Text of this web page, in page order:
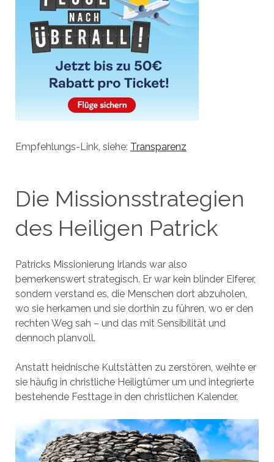
Empfehlungs-Link, siehe: Transparenz
Die Missionsstrategien
des Heiligen Patrick
Patricks Missionierung Irlands war also
bemerkenswert strategisch. Er war kein blinder Eiferer,
sondern verstand es, die Menschen dort abzuholen,
wo sie herkamen und sie dorthin zu führen, wo er den
rechten Weg sah – und das mit Sensibilität und
dennoch planvoll.
Anstatt heidnische Kultstätten zu zerstören, weihte er
sie häufig in christliche Heiligtümer um und integrierte
bestehende Festtage in den christlichen Kalender.